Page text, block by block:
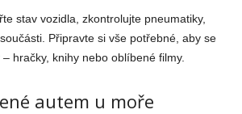
stav vozidla, zkontrolujte pneumatiky,
Připravte si vše potřebné, aby se
hračky, knihy nebo oblíbené filmy.
autem u moře